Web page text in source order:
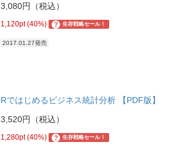
3,080円（税込）
1,120pt (40%) ? 生存戦略セール！
2017.01.27発売
Rではじめるビジネス統計分析 【PDF版】
3,520円（税込）
1,280pt (40%) ? 生存戦略セール！